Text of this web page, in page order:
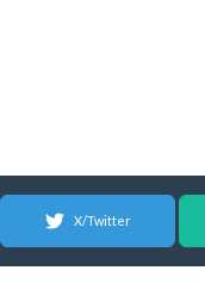
X/Twitter